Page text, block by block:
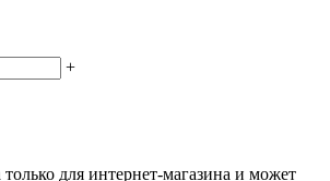
+
для интернет-магазина и может